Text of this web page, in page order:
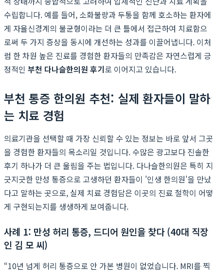
수립합니다. 예를 들어, 소화불량과 두통을 함께 호소하는 환자에
게 자율신경계의 불균형이라는 더 큰 틀에서 접근하여 치료함으
로써 두 가지 증상을 동시에 개선하는 성과를 이끌어냅니다. 이처
럼 한 차원 높은 진료를 경험한 환자들의 만족감은 자연스럽게 긍
정적인 부천 다나슬한의원 후기로 이어지고 있습니다.
부천 통증 한의원 추천: 실제 환자들이 말하
는 치료 경험
의료기관을 선택할 때 가장 신뢰할 수 있는 정보는 바로 앞서 그곳
을 경험한 환자들의 목소리일 것입니다. 수많은 광고보다 진솔한
후기 하나가 더 큰 울림을 주는 법입니다. 다나슬한의원은 특히 지
긋지긋한 만성 통증으로 고생하던 환자들이 '인생 한의원'을 만났
다고 말하는 곳으로, 실제 치료 경험담은 이곳의 진료 철학이 어떻
게 구현되는지를 생생하게 보여줍니다.
사례 1: 만성 허리 통증, 드디어 원인을 찾다 (40대 직장
인 김 모 씨)
“10년 넘게 허리 통증으로 안 가본 병원이 없었습니다. MRI를 찍